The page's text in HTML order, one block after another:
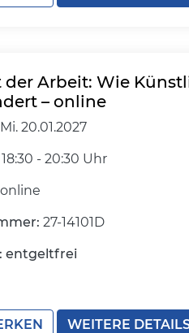
Arbeit: Wie
– online
Mi. 20.01.2027
18:30 - 20:30 Uhr
27-14101D
entgeltfrei
WEITERE